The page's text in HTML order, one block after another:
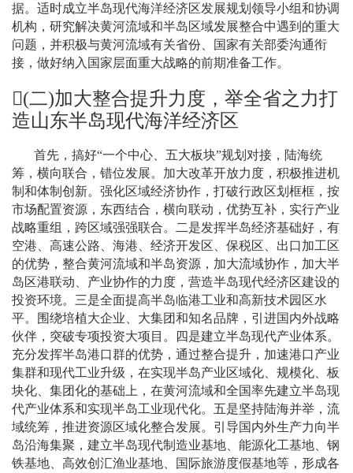
据。适时成立半岛现代海洋经济区发展规划领导小组和协调
机构，研究解决黄河流域和半岛区域发展整合中遇到的重大
问题，并积极与黄河流域有关省份、国家有关部委沟通衔
接，做好纳入国家层面重大战略的前期准备工作。
(二)加大整合提升力度，举全省之力打
造山东半岛现代海洋经济区
首先，搞好“一个中心、五大板块”规划对接，陆海统
筹，横向联合，错位发展。加大改革开放力度，积极推进机
制和体制创新。强化区域经济协作，打破行政区划框框，按
市场配置资源，东西结合，横向联动，优势互补，实行产业
战略重组，跨区域强强联合。二是发挥半岛经济基础好，有
空港、高速公路、海港、经济开发区、保税区、出口加工区
的优势，整合黄河流域和半岛资源，加大流域协作，加大半
岛区港联动、产业协作的力度，营造半岛现代经济区建设的
投资环境。三是全面提高半岛临港工业和高新技术园区水
平。围绕培植大企业、大集团和知名品牌，引进国内外战略
伙伴，突破专项投资大项目。四是建立半岛现代产业体系。
充分发挥半岛港口群的优势，通过整合提升，加速港口产业
集群和现代工业升级，在实现半岛产业区域化、规模化、板
块化、集团化的基础上，在黄河流域和全国率先建立半岛现
代产业体系和实现半岛工业现代化。五是坚持陆海并举，流
域统筹，推进资源区域化整合发展。引导国内外生产力向半
岛沿海集聚，建立半岛现代制造业基地、能源化工基地、钢
铁基地、高效创汇渔业基地、国际旅游度假基地等，形成各